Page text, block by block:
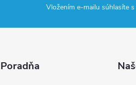
Vložením e-mailu súhlasíte s
Poradňa